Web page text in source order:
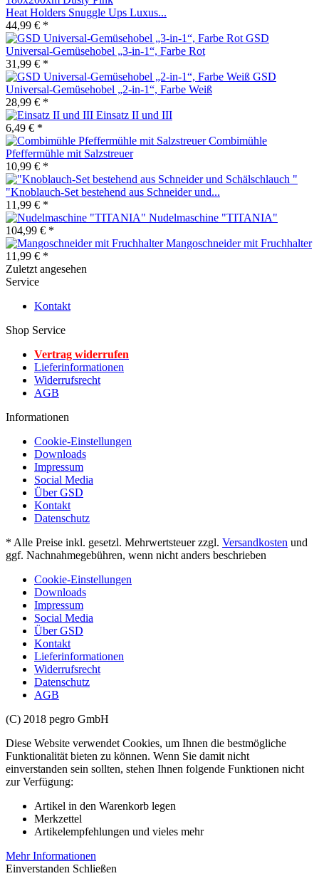
Heat Holders Snuggle Ups Luxus...
44,99 € *
GSD
Universal-Gemüsehobel „3-in-1“, Farbe Rot
31,99 € *
GSD
Universal-Gemüsehobel „2-in-1“, Farbe Weiß
28,99 € *
Einsatz II und III
6,49 € *
Combimühle
Pfeffermühle mit Salzstreuer
10,99 € *
"Knoblauch-Set bestehend aus Schneider und...
11,99 € *
Nudelmaschine "TITANIA"
104,99 € *
Mangoschneider mit Fruchhalter
11,99 € *
Zuletzt angesehen
Service
Kontakt
Shop Service
Vertrag widerrufen
Lieferinformationen
Widerrufsrecht
AGB
Informationen
Cookie-Einstellungen
Downloads
Impressum
Social Media
Über GSD
Kontakt
Datenschutz
* Alle Preise inkl. gesetzl. Mehrwertsteuer zzgl. Versandkosten und
ggf. Nachnahmegebühren, wenn nicht anders beschrieben
Cookie-Einstellungen
Downloads
Impressum
Social Media
Über GSD
Kontakt
Lieferinformationen
Widerrufsrecht
Datenschutz
AGB
(C) 2018 pegro GmbH
Diese Website verwendet Cookies, um Ihnen die bestmögliche
Funktionalität bieten zu können. Wenn Sie damit nicht
einverstanden sein sollten, stehen Ihnen folgende Funktionen nicht
zur Verfügung:
Artikel in den Warenkorb legen
Merkzettel
Artikelempfehlungen und vieles mehr
Mehr Informationen
Einverstanden Schließen